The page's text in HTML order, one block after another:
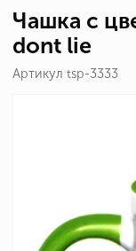
Чашка с
dont lie
Артикул tsp-3333